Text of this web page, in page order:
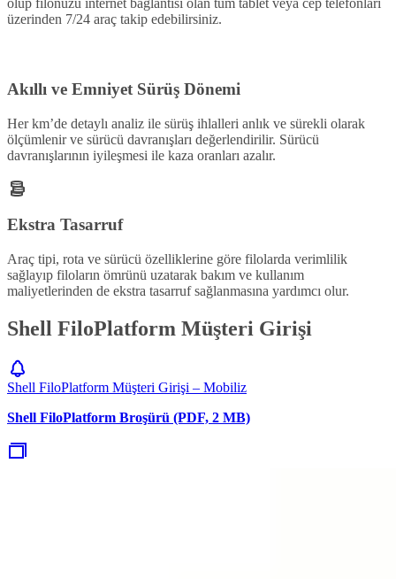
olup filonuzu internet bağlantısı olan tüm tablet veya cep telefonları
üzerinden 7/24 araç takip edebilirsiniz.
Akıllı ve Emniyet Sürüş Dönemi
Her km’de detaylı analiz ile sürüş ihlalleri anlık ve sürekli olarak
ölçümlenir ve sürücü davranışları değerlendirilir. Sürücü
davranışlarının iyileşmesi ile kaza oranları azalır.
Ekstra Tasarruf
Araç tipi, rota ve sürücü özelliklerine göre filolarda verimlilik
sağlayıp filoların ömrünü uzatarak bakım ve kullanım
maliyetlerinden de ekstra tasarruf sağlanmasına yardımcı olur.
Shell FiloPlatform Müşteri Girişi
Shell FiloPlatform Müşteri Girişi – Mobiliz
Shell FiloPlatform Broşürü (PDF, 2 MB)